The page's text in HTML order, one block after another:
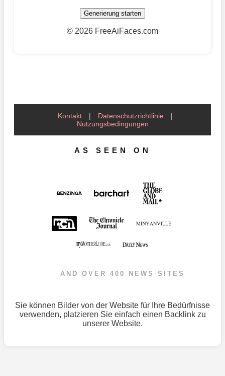
Generierung starten
© 2026 FreeAiFaces.com
Kontakt | Datenschutzrichtlinie
|
Nutzungsbedingungen
AS SEEN ON
AND OVER 400 NEWS SITES
Sie können Bilder von der Website für Ihre Bedürfnisse
verwenden, platzieren Sie einfach einen Backlink zu
unserer Website.